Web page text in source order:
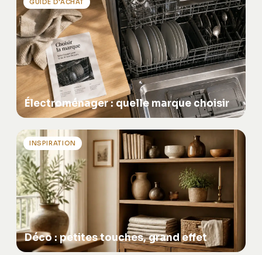
GUIDE D'ACHAT
Électroménager : quelle marque choisir
INSPIRATION
Déco : petites touches, grand effet